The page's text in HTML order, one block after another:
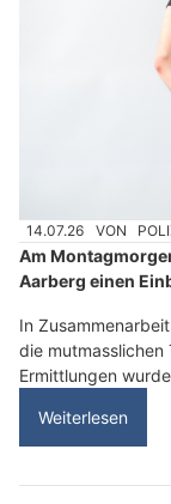
14.07.26 VON
Am
Aarberg einen
In
die mutmasslichen
Ermittlungen
Weiterlesen